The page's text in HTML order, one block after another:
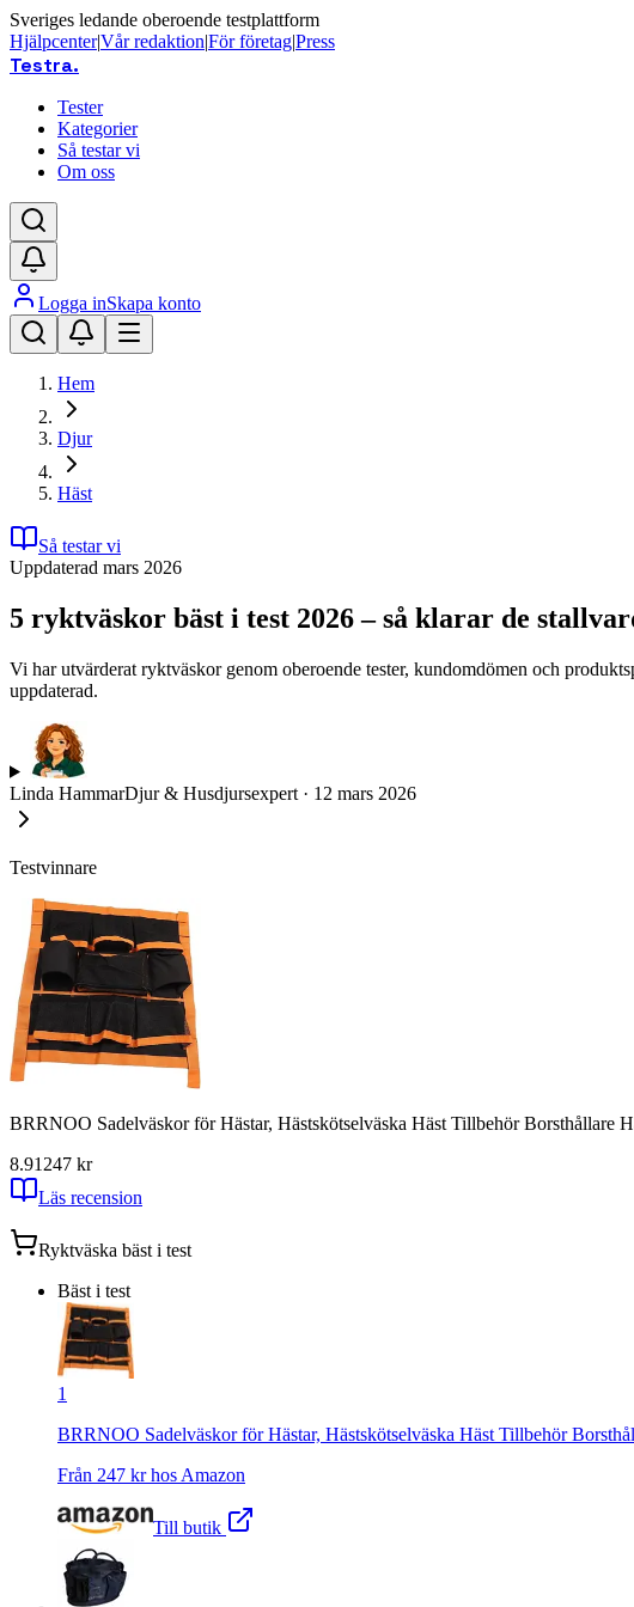
Sveriges ledande oberoende testplattform
Hjälpcenter|Vår redaktion|För företag|Press
Testra.
Tester
Kategorier
Så testar vi
Om oss
Logga inSkapa konto
Hem
Djur
Häst
Så testar vi
Uppdaterad mars 2026
5 ryktväskor bäst i test 2026 – så klarar de
Vi har utvärderat ryktväskor genom oberoende tester, kundomdömen och
uppdaterad.
Linda HammarDjur & Husdjursexpert · 12 mars 2026
Testvinnare
BRRNOO Sadelväskor för Hästar, Hästskötselväska Häst Tillbehör
8.91 247 kr
Läs recension
Ryktväska bäst i test
Bäst i test
1
BRRNOO Sadelväskor för Hästar, Hästskötselväska Häst Tillbehör
Från 247 kr hos Amazon
Till butik